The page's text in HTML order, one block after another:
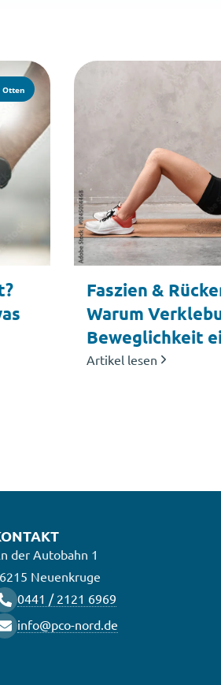
Faszien &
Warum
Beweglichkeit
Artikel lesen
der Autobahn 1
Neuenkruge
0441 / 2121 6969
info@pco-nord.de